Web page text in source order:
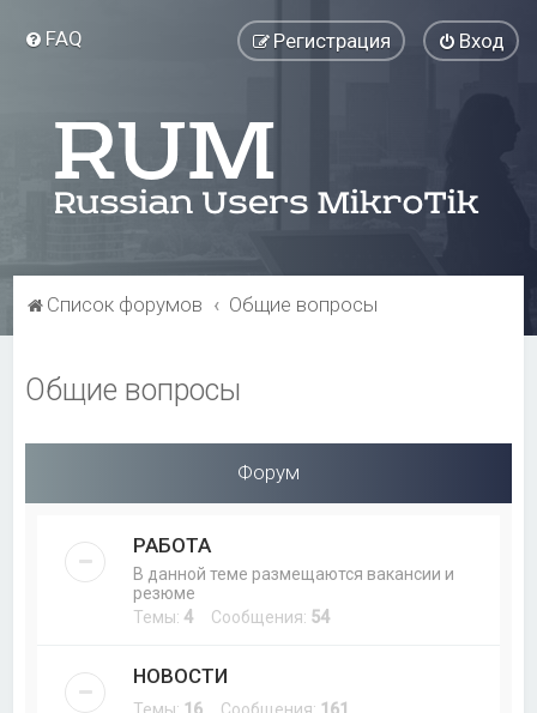
FAQ Вход
Регистрация
Список форумов Общие вопросы
Общие вопросы
Форум
РАБОТА
В данной теме размещаются вакансии и
резюме
Темы:4 Сообщения: 54
НОВОСТИ
Темы: 16 Сообщения: 161